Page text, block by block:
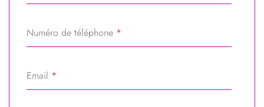
Numéro de téléphone *
Email *